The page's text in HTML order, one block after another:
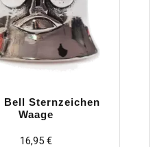
Bell Sternzeichen
Waage
16,95 €